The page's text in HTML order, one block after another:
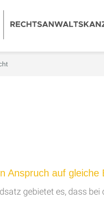
Anspruch auf
gebietet es, dass